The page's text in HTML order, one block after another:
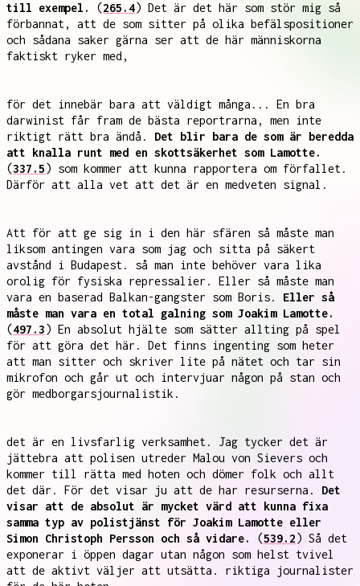
till exempel.
(265.4) Det är det här som stör mig så
förbannat, att de som sitter på olika befälspositioner
och sådana saker gärna ser att de här människorna
faktiskt ryker med,
för det innebär bara att väldigt många... En bra
darwinist får fram de bästa reportrarna, men inte
riktigt rätt bra ändå. Det blir bara de som är beredda
att knalla runt med en skottsäkerhet som Lamotte.
(337.5) som kommer att kunna rapportera om förfallet.
Därför att alla vet att det är en medveten signal.
Att för att ge sig in i den här sfären så måste man
liksom antingen vara som jag och sitta på säkert
avstånd i Budapest. så man inte behöver vara lika
orolig för fysiska repressalier. Eller så måste man
vara en baserad Balkan-gangster som Boris. Eller så
måste man vara en total galning som Joakim Lamotte.
(497.3) En absolut hjälte som sätter allting på spel
för att göra det här. Det finns ingenting som heter
att man sitter och skriver lite på nätet och tar sin
mikrofon och går ut och intervjuar någon på stan och
gör medborgarsjournalistik.
det är en livsfarlig verksamhet. Jag tycker det är
jättebra att polisen utreder Malou von Sievers och
kommer till rätta med hoten och dömer folk och allt
det där. För det visar ju att de har resurserna. Det
visar att de absolut är mycket värd att kunna fixa
samma typ av polistjänst för Joakim Lamotte eller
Simon Christoph Persson och så vidare.
(539.2) Så det
exponerar i öppen dagar utan någon som helst tvivel
att de aktivt väljer att utsätta. riktiga journalister